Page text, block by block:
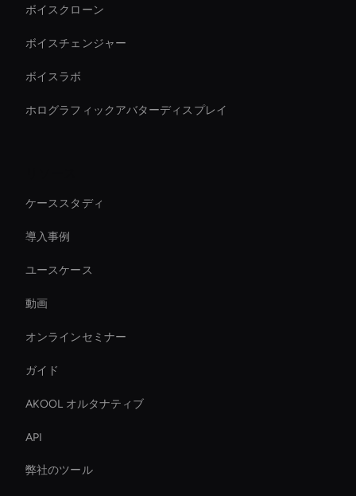
ボイスクローン
ボイスチェンジャー
ボイスラボ
ホログラフィックアバターディスプレイ
ケーススタディ
導入事例
ユースケース
動画
オンラインセミナー
ガイド
AKOOL オルタナティブ
API
弊社のツール